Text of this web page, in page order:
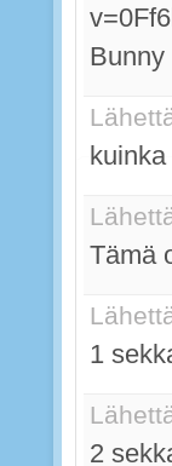
Tämä
1
2